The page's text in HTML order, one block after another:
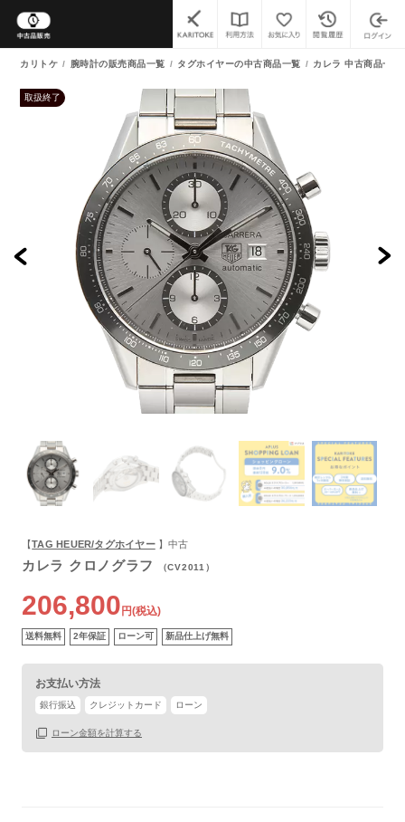
カリトケ 腕時計の販売商品一覧 タグホイヤーの中古商品一覧 カレラ 中古商品一覧
取扱終了
【TAG HEUER/タグホイヤー】中古
カレラ クロノグラフ （CV2011）
206,800 円(税込)
送料無料 2年保証 ローン可 新品仕上げ無料
お支払い方法
銀行振込 クレジットカード ローン
ローン金額を計算する
よくあるご質問